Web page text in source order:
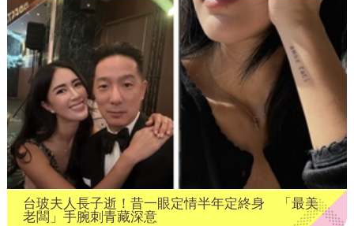
台玻夫人長子逝！昔一眼定情半年定終身 「最美
老闆」手腕刺青藏深意